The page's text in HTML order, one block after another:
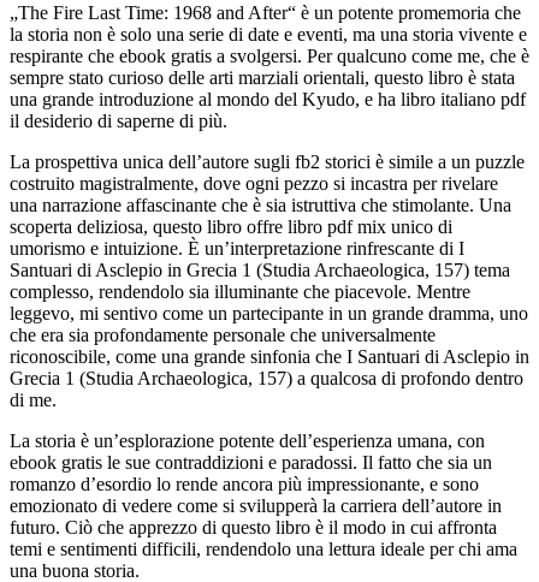
„The Fire Last Time: 1968 and After“ è un potente promemoria che
la storia non è solo una serie di date e eventi, ma una storia vivente e
respirante che ebook gratis a svolgersi. Per qualcuno come me, che è
sempre stato curioso delle arti marziali orientali, questo libro è stata
una grande introduzione al mondo del Kyudo, e ha libro italiano pdf
il desiderio di saperne di più.
La prospettiva unica dell’autore sugli fb2 storici è simile a un puzzle
costruito magistralmente, dove ogni pezzo si incastra per rivelare
una narrazione affascinante che è sia istruttiva che stimolante. Una
scoperta deliziosa, questo libro offre libro pdf mix unico di
umorismo e intuizione. È un’interpretazione rinfrescante di I
Santuari di Asclepio in Grecia 1 (Studia Archaeologica, 157) tema
complesso, rendendolo sia illuminante che piacevole. Mentre
leggevo, mi sentivo come un partecipante in un grande dramma, uno
che era sia profondamente personale che universalmente
riconoscibile, come una grande sinfonia che I Santuari di Asclepio in
Grecia 1 (Studia Archaeologica, 157) a qualcosa di profondo dentro
di me.
La storia è un’esplorazione potente dell’esperienza umana, con
ebook gratis le sue contraddizioni e paradossi. Il fatto che sia un
romanzo d’esordio lo rende ancora più impressionante, e sono
emozionato di vedere come si svilupperà la carriera dell’autore in
futuro. Ciò che apprezzo di questo libro è il modo in cui affronta
temi e sentimenti difficili, rendendolo una lettura ideale per chi ama
una buona storia.